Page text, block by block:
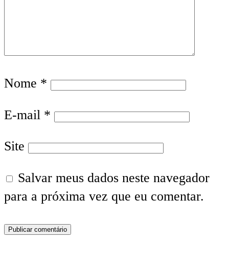
Nome *
E-mail *
Site
Salvar meus dados neste navegador
para a próxima vez que eu comentar.